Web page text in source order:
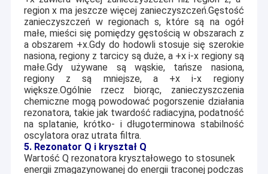
region x ma jeszcze więcej zanieczyszczeń.Gęstość
zanieczyszczeń w regionach s, które są na ogół
małe, mieści się pomiędzy gęstością w obszarach z
a obszarem +x.Gdy do hodowli stosuje się szerokie
nasiona, regiony z tarcicy są duże, a +x i-x regiony są
małe.Gdy używane są wąskie, tańsze nasiona,
regiony z są mniejsze, a +x i-x regiony
większe.Ogólnie rzecz biorąc, zanieczyszczenia
chemiczne mogą powodować pogorszenie działania
rezonatora, takie jak twardość radiacyjna, podatność
na splatanie, krótko- i długoterminowa stabilność
oscylatora oraz utrata filtra.
5. Rezonator Q i kryształ Q
Wartość Q rezonatora kryształowego to stosunek
energii zmagazynowanej do energii traconej podczas